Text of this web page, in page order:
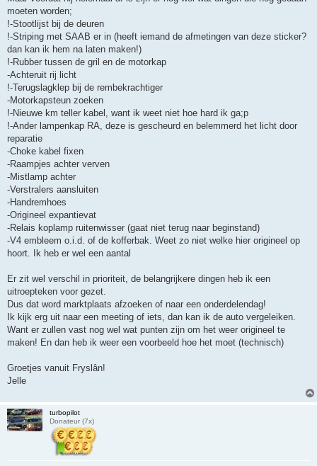
moeten worden;
!-Stootlijst bij de deuren
!-Striping met SAAB er in (heeft iemand de afmetingen van deze sticker?
dan kan ik hem na laten maken!)
!-Rubber tussen de gril en de motorkap
-Achteruit rij licht
!-Terugslagklep bij de rembekrachtiger
-Motorkapsteun zoeken
!-Nieuwe km teller kabel, want ik weet niet hoe hard ik ga;p
!-Ander lampenkap RA, deze is gescheurd en belemmerd het licht door
reparatie
-Choke kabel fixen
-Raampjes achter verven
-Mistlamp achter
-Verstralers aansluiten
-Handremhoes
-Origineel expantievat
-Relais koplamp ruitenwisser (gaat niet terug naar beginstand)
-V4 embleem o.i.d. of de kofferbak. Weet zo niet welke hier origineel op
hoort. Ik heb er wel een aantal
Er zit wel verschil in prioriteit, de belangrijkere dingen heb ik een
uitroepteken voor gezet.
Dus dat word marktplaats afzoeken of naar een onderdelendag!
Ik kijk erg uit naar een meeting of iets, dan kan ik de auto vergeleiken.
Want er zullen vast nog wel wat punten zijn om het weer origineel te
maken! En dan heb ik weer een voorbeeld hoe het moet (technisch)
Groetjes vanuit Fryslân!
Jelle
turbopilot
Donateur (7x)